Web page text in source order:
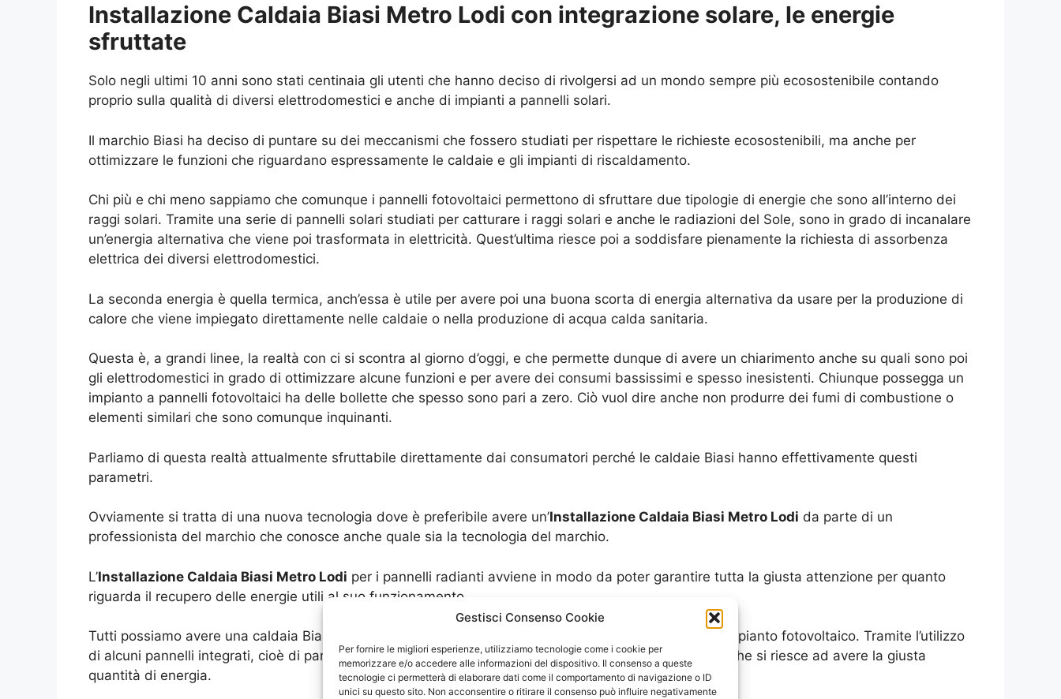
Gestisci Consenso Cookie
Per fornire le migliori esperienze, utilizziamo tecnologie come i cookie per
memorizzare e/o accedere alle informazioni del dispositivo. Il consenso a queste
tecnologie ci permetterà di elaborare dati come il comportamento di navigazione o ID
unici su questo sito. Non acconsentire o ritirare il consenso può influire negativamente
Installazione Caldaia Biasi Metro Lodi con integrazione solare, le energie
sfruttate
Solo negli ultimi 10 anni sono stati centinaia gli utenti che hanno deciso di rivolgersi ad un mondo sempre più ecosostenibile contando
proprio sulla qualità di diversi elettrodomestici e anche di impianti a pannelli solari.
Il marchio Biasi ha deciso di puntare su dei meccanismi che fossero studiati per rispettare le richieste ecosostenibili, ma anche per
ottimizzare le funzioni che riguardano espressamente le caldaie e gli impianti di riscaldamento.
Chi più e chi meno sappiamo che comunque i pannelli fotovoltaici permettono di sfruttare due tipologie di energie che sono all’interno dei
raggi solari. Tramite una serie di pannelli solari studiati per catturare i raggi solari e anche le radiazioni del Sole, sono in grado di incanalare
un’energia alternativa che viene poi trasformata in elettricità. Quest’ultima riesce poi a soddisfare pienamente la richiesta di assorbenza
elettrica dei diversi elettrodomestici.
La seconda energia è quella termica, anch’essa è utile per avere poi una buona scorta di energia alternativa da usare per la produzione di
calore che viene impiegato direttamente nelle caldaie o nella produzione di acqua calda sanitaria.
Questa è, a grandi linee, la realtà con ci si scontra al giorno d’oggi, e che permette dunque di avere un chiarimento anche su quali sono poi
gli elettrodomestici in grado di ottimizzare alcune funzioni e per avere dei consumi bassissimi e spesso inesistenti. Chiunque possegga un
impianto a pannelli fotovoltaici ha delle bollette che spesso sono pari a zero. Ciò vuol dire anche non produrre dei fumi di combustione o
elementi similari che sono comunque inquinanti.
Parliamo di questa realtà attualmente sfruttabile direttamente dai consumatori perché le caldaie Biasi hanno effettivamente questi
parametri.
Ovviamente si tratta di una nuova tecnologia dove è preferibile avere un’Installazione Caldaia Biasi Metro Lodi da parte di un
professionista del marchio che conosce anche quale sia la tecnologia del marchio.
L’Installazione Caldaia Biasi Metro Lodi per i pannelli radianti avviene in modo da poter garantire tutta la giusta attenzione per quanto
riguarda il recupero delle energie utili al suo funzionamento.
Tutti possiamo avere una caldaia Biasi con integrazione solare, anche se non si possiede affatto un impianto fotovoltaico. Tramite l’utilizzo
di alcuni pannelli integrati, cioè di pannelli che sono utili proprio ed esclusivamente alla caldaia, ecco che si riesce ad avere la giusta
quantità di energia.